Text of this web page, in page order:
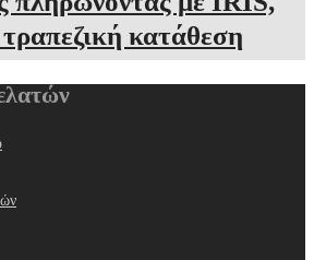
κατάθεση